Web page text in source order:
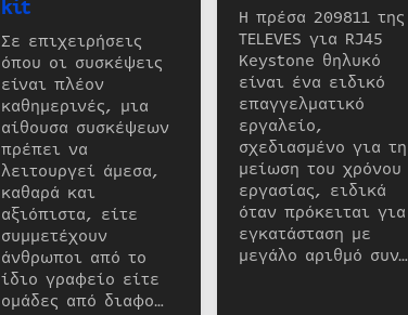
kit
Σε επιχειρήσεις
όπου οι συσκέψεις
είναι πλέον
καθημερινές, μια
αίθουσα συσκέψεων
πρέπει να
λειτουργεί άμεσα,
καθαρά και
αξιόπιστα, είτε
συμμετέχουν
άνθρωποι από το
ίδιο γραφείο είτε
ομάδες από διαφο…
Η πρέσα 209811 της
TELEVES για RJ45
Keystone θηλυκό
είναι ένα ειδικό
επαγγελματικό
εργαλείο,
σχεδιασμένο για τη
μείωση του χρόνου
εργασίας, ειδικά
όταν πρόκειται για
εγκατάσταση με
μεγάλο αριθμό συν…